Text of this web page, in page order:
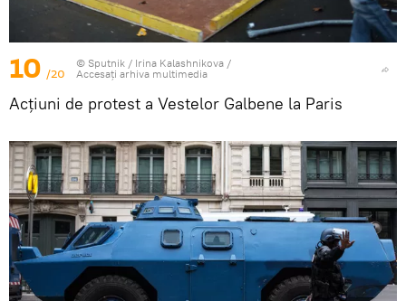
10 /20
© Sputnik / Irina Kalashnikova /
Accesați arhiva multimedia
Acțiuni de protest a Vestelor Galbene la Paris